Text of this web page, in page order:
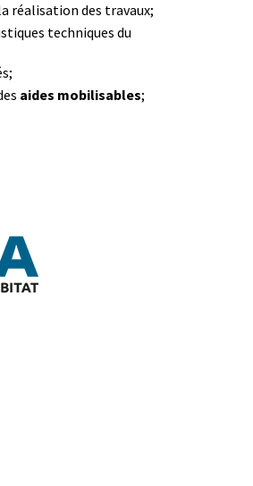
réalisation des travaux;
techniques du
aides mobilisables;